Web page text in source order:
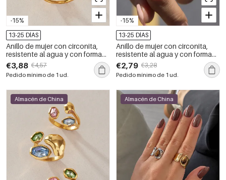
-15%
13-25 DÍAS
Anillo de mujer con circonita,
resistente al agua y con forma
geométrica simple, de acero
inoxidable y color dorado.
€3,88 €4,57
Pedido mínimo de 1 ud.
-15%
13-25 DÍAS
Anillo de mujer con circonita,
resistente al agua y con forma
geométrica simple, de acero
inoxidable y color dorado.
€2,79 €3,28
Pedido mínimo de 1 ud.
Almacén de China Almacén de China